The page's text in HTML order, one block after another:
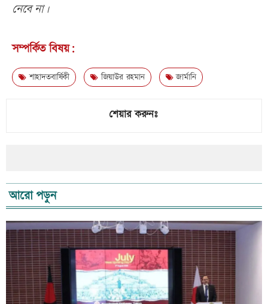
নেবে না।
সম্পর্কিত বিষয়:
শাহাদতবার্ষিকী জিয়াউর রহমান জার্মানি
শেয়ার করুনঃ
আরো পড়ুন